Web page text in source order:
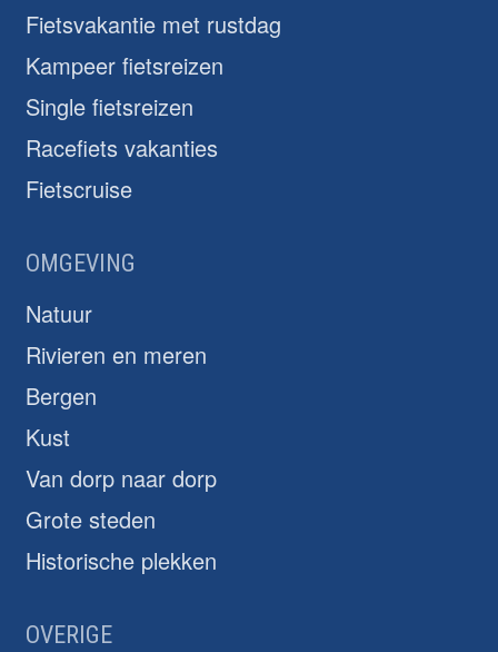
Fietsvakantie met rustdag
Kampeer fietsreizen
Single fietsreizen
Racefiets vakanties
Fietscruise
OMGEVING
Natuur
Rivieren en meren
Bergen
Kust
Van dorp naar dorp
Grote steden
Historische plekken
OVERIGE